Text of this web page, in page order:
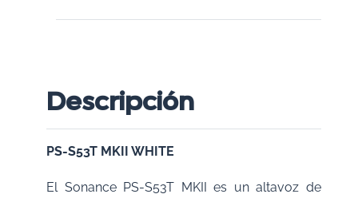
Descripción
PS-S53T MKII WHITE
El Sonance PS-S53T MKII es un altavoz de